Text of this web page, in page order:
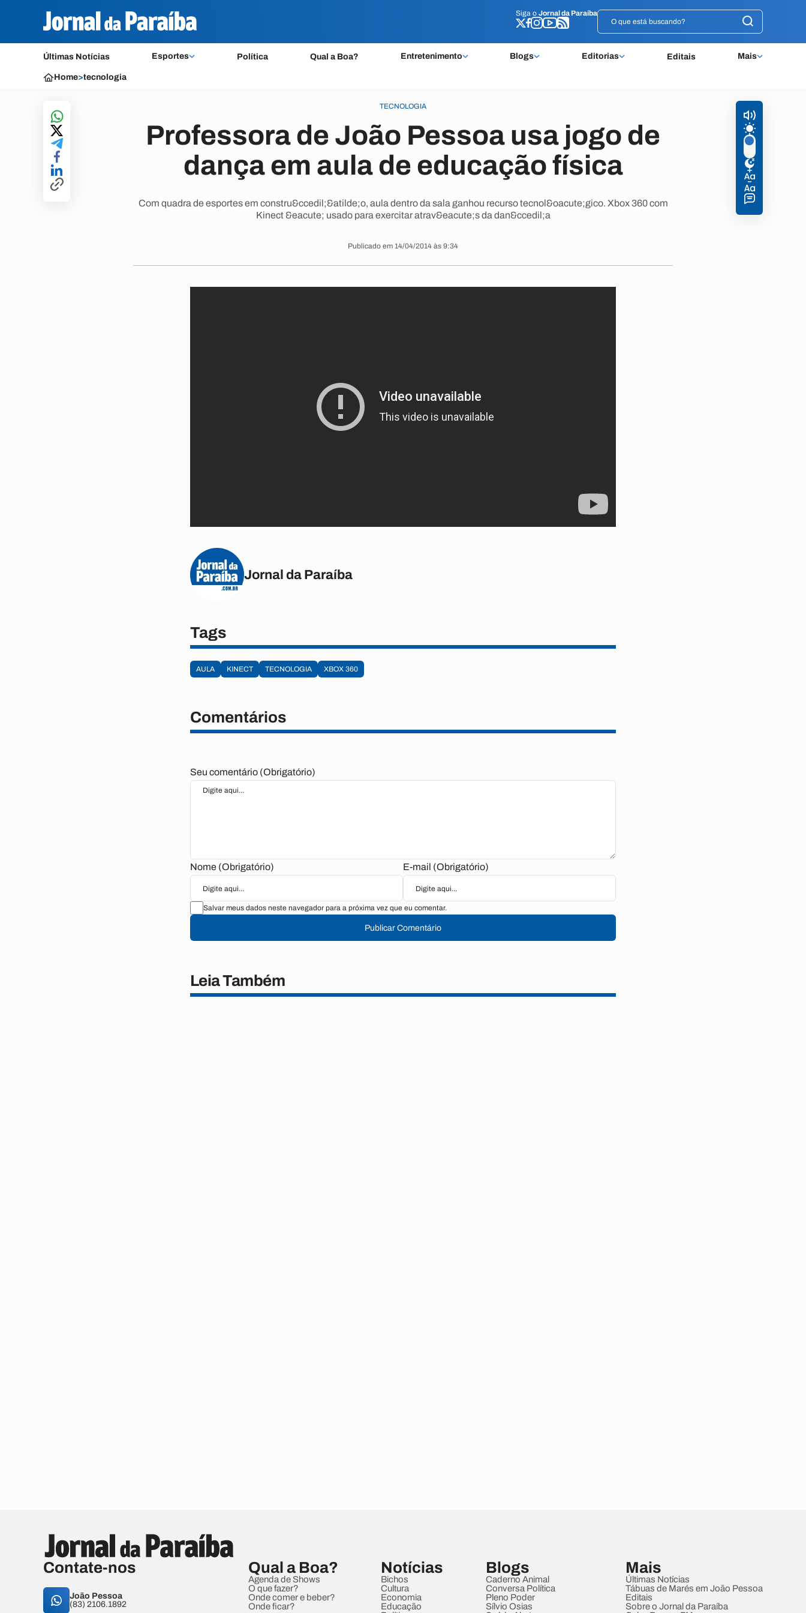
Siga o Jornal da Paraíba
Últimas Notícias Esportes Política Qual a Boa? Entretenimento Blogs Editorias Editais Mais
Siga o Jornal da Paraíba
Home>tecnologia
TECNOLOGIA
Professora de João Pessoa usa jogo de
dança em aula de educação física
Com quadra de esportes em constru&ccedil;&atilde;o, aula dentro da sala ganhou recurso tecnol&oacute;gico. Xbox 360 com
Kinect &eacute; usado para exercitar atrav&eacute;s da dan&ccedil;a
Publicado em 14/04/2014 às 9:34
Jornal da Paraíba
Tags
AULA KINECT TECNOLOGIA XBOX 360
Comentários
Seu comentário (Obrigatório)
Nome (Obrigatório) E-mail (Obrigatório)
Salvar meus dados neste navegador para a próxima vez que eu comentar.
Publicar Comentário
Leia Também
Contate-nos
João Pessoa
(83) 2106.1892
Qual a Boa?
Agenda de Shows
O que fazer?
Onde comer e beber?
Onde ficar?
Notícias
Bichos
Cultura
Economia
Educação
Blogs
Caderno Animal
Conversa Política
Pleno Poder
Sílvio Osias
Mais
Últimas Notícias
Tábuas de Marés em João Pessoa
Editais
Sobre o Jornal da Paraíba